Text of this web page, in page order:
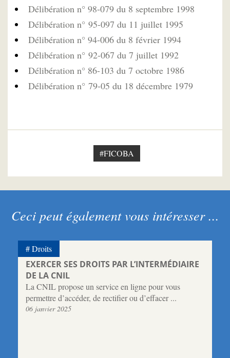
Délibération n° 98-079 du 8 septembre 1998
Délibération n° 95-097 du 11 juillet 1995
Délibération n° 94-006 du 8 février 1994
Délibération n° 92-067 du 7 juillet 1992
Délibération n° 86-103 du 7 octobre 1986
Délibération n° 79-05 du 18 décembre 1979
#FICOBA
Ceci peut également vous intéresser ...
EXERCER SES DROITS PAR L’INTERMÉDIAIRE
DE LA CNIL
La CNIL propose un service en ligne pour vous
permettre d’accéder, de rectifier ou d’effacer ...
06 janvier 2025
Droits